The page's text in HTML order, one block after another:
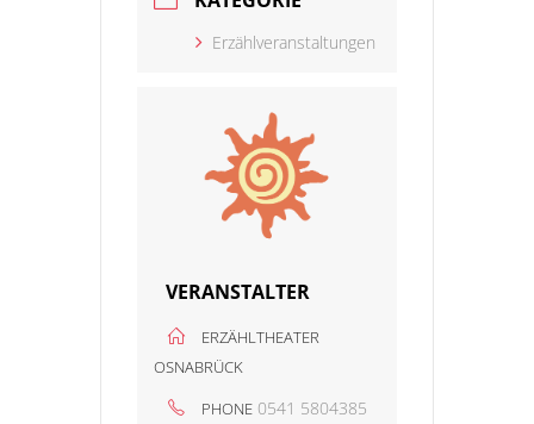
Erzählveranstaltungen
VERANSTALTER
ERZÄHLTHEATER
OSNABRÜCK
PHONE 0541 5804385